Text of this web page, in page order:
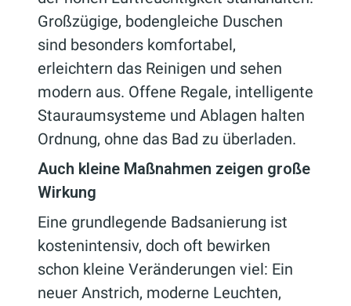
Großzügige, bodengleiche Duschen
sind besonders komfortabel,
erleichtern das Reinigen und sehen
modern aus. Offene Regale, intelligente
Stauraumsysteme und Ablagen halten
Ordnung, ohne das Bad zu überladen.
Auch kleine Maßnahmen zeigen große
Wirkung
Eine grundlegende Badsanierung ist
kostenintensiv, doch oft bewirken
schon kleine Veränderungen viel: Ein
neuer Anstrich, moderne Leuchten,